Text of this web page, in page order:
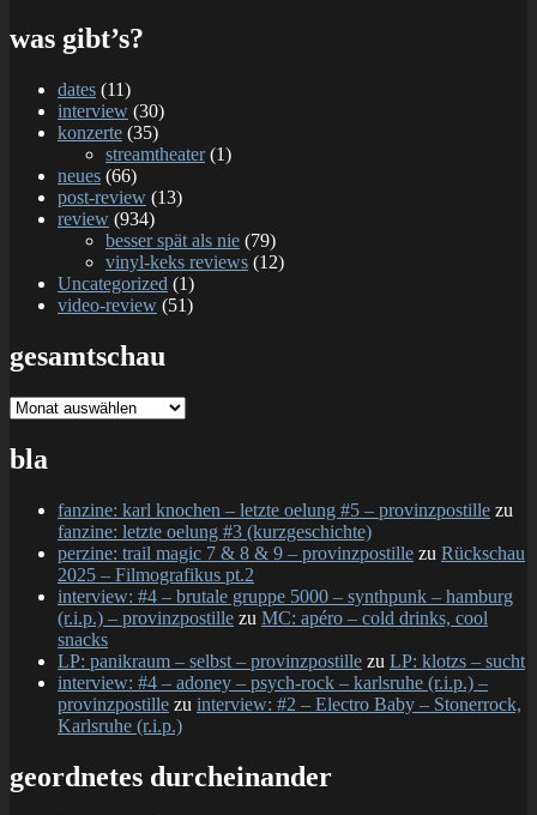
was gibt’s?
dates (11)
interview (30)
konzerte (35)
streamtheater(1)
neues (66)
post-review (13)
review (934)
besser spät als nie (79)
vinyl-keks reviews (12)
Uncategorized (1)
video-review (51)
gesamtschau
gesamtschau
bla
fanzine: karl knochen – letzte oelung #5 – provinzpostille zu
fanzine: letzte oelung #3 (kurzgeschichte)
perzine: trail magic 7 & 8 & 9 – provinzpostille zu Rückschau
2025 – Filmografikus pt.2
interview: #4 – brutale gruppe 5000 – synthpunk – hamburg
(r.i.p.) – provinzpostille zu MC: apéro – cold drinks, cool
snacks
LP: panikraum – selbst – provinzpostille zu LP: klotzs – sucht
interview: #4 – adoney – psych-rock – karlsruhe (r.i.p.) –
provinzpostille zu interview: #2 – Electro Baby – Stonerrock,
Karlsruhe (r.i.p.)
geordnetes durcheinander